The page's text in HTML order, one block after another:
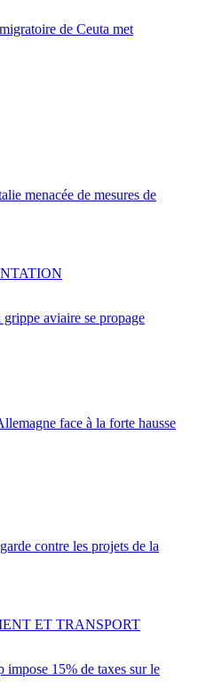
de Ceuta met
menacée de mesures de
aviaire se propage
face à la forte hausse
contre les projets de la
impose 15% de taxes sur le
ET TRANSPORT